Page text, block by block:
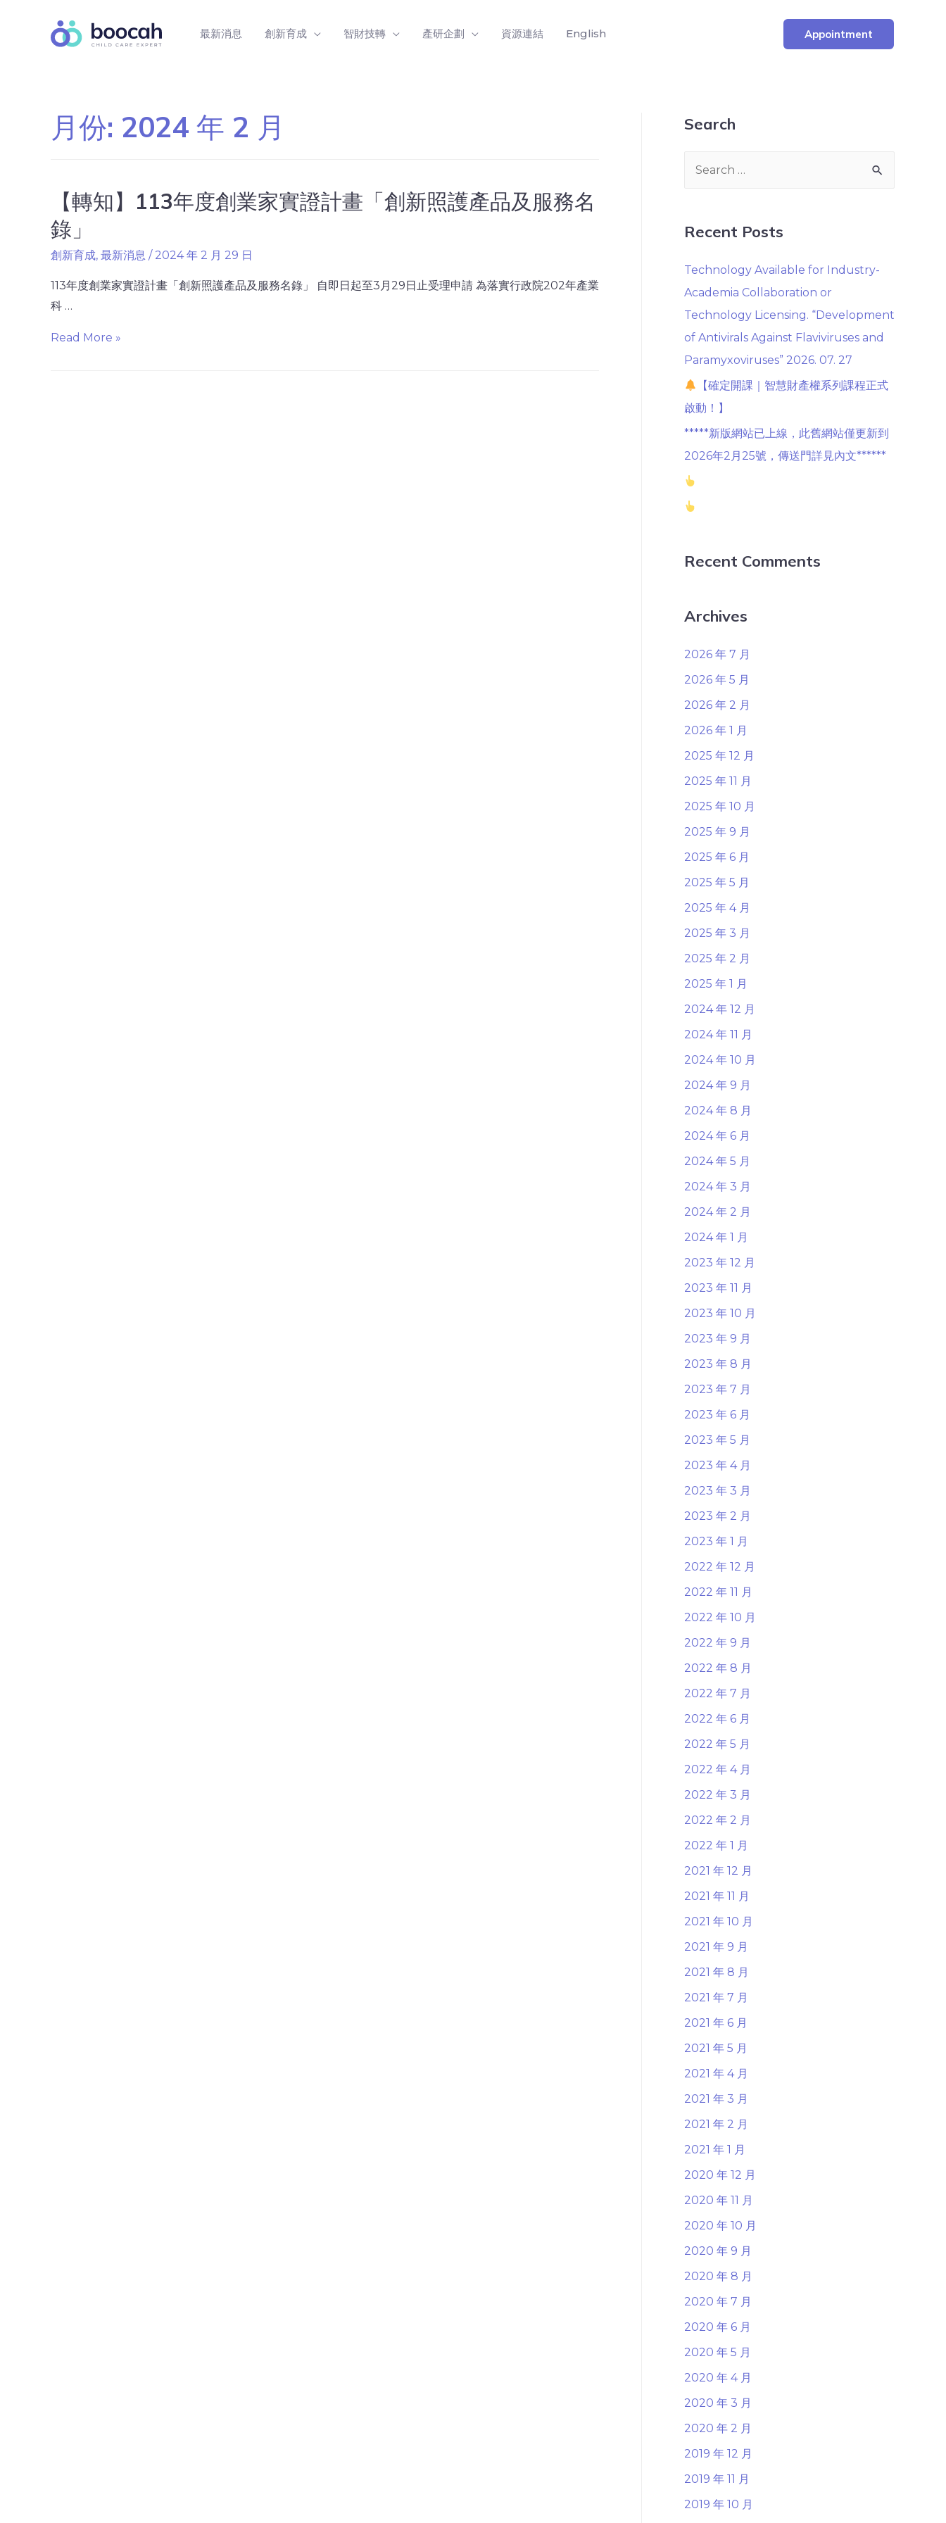
最新消息 創新育成 智財技轉 產研企劃 資源連結 English Appointment
月份: 2024 年 2 月
【轉知】113年度創業家實證計畫「創新照護產品及服務名
錄」
創新育成, 最新消息 / 2024 年 2 月 29 日
113年度創業家實證計畫「創新照護產品及服務名錄」 自即日起至3月29日止受理申請 為落實行政院202年產業
科 …
Read More »
Search
Recent Posts
Technology Available for Industry-
Academia Collaboration or
Technology Licensing. “Development
of Antivirals Against Flaviviruses and
Paramyxoviruses” 2026. 07. 27
【確定開課｜智慧財產權系列課程正式
啟動！】
*****新版網站已上線，此舊網站僅更新到
2026年2月25號，傳送門詳見內文******
Recent Comments
Archives
2026 年 7 月
2026 年 5 月
2026 年 2 月
2026 年 1 月
2025 年 12 月
2025 年 11 月
2025 年 10 月
2025 年 9 月
2025 年 6 月
2025 年 5 月
2025 年 4 月
2025 年 3 月
2025 年 2 月
2025 年 1 月
2024 年 12 月
2024 年 11 月
2024 年 10 月
2024 年 9 月
2024 年 8 月
2024 年 6 月
2024 年 5 月
2024 年 3 月
2024 年 2 月
2024 年 1 月
2023 年 12 月
2023 年 11 月
2023 年 10 月
2023 年 9 月
2023 年 8 月
2023 年 7 月
2023 年 6 月
2023 年 5 月
2023 年 4 月
2023 年 3 月
2023 年 2 月
2023 年 1 月
2022 年 12 月
2022 年 11 月
2022 年 10 月
2022 年 9 月
2022 年 8 月
2022 年 7 月
2022 年 6 月
2022 年 5 月
2022 年 4 月
2022 年 3 月
2022 年 2 月
2022 年 1 月
2021 年 12 月
2021 年 11 月
2021 年 10 月
2021 年 9 月
2021 年 8 月
2021 年 7 月
2021 年 6 月
2021 年 5 月
2021 年 4 月
2021 年 3 月
2021 年 2 月
2021 年 1 月
2020 年 12 月
2020 年 11 月
2020 年 10 月
2020 年 9 月
2020 年 8 月
2020 年 7 月
2020 年 6 月
2020 年 5 月
2020 年 4 月
2020 年 3 月
2020 年 2 月
2019 年 12 月
2019 年 11 月
2019 年 10 月